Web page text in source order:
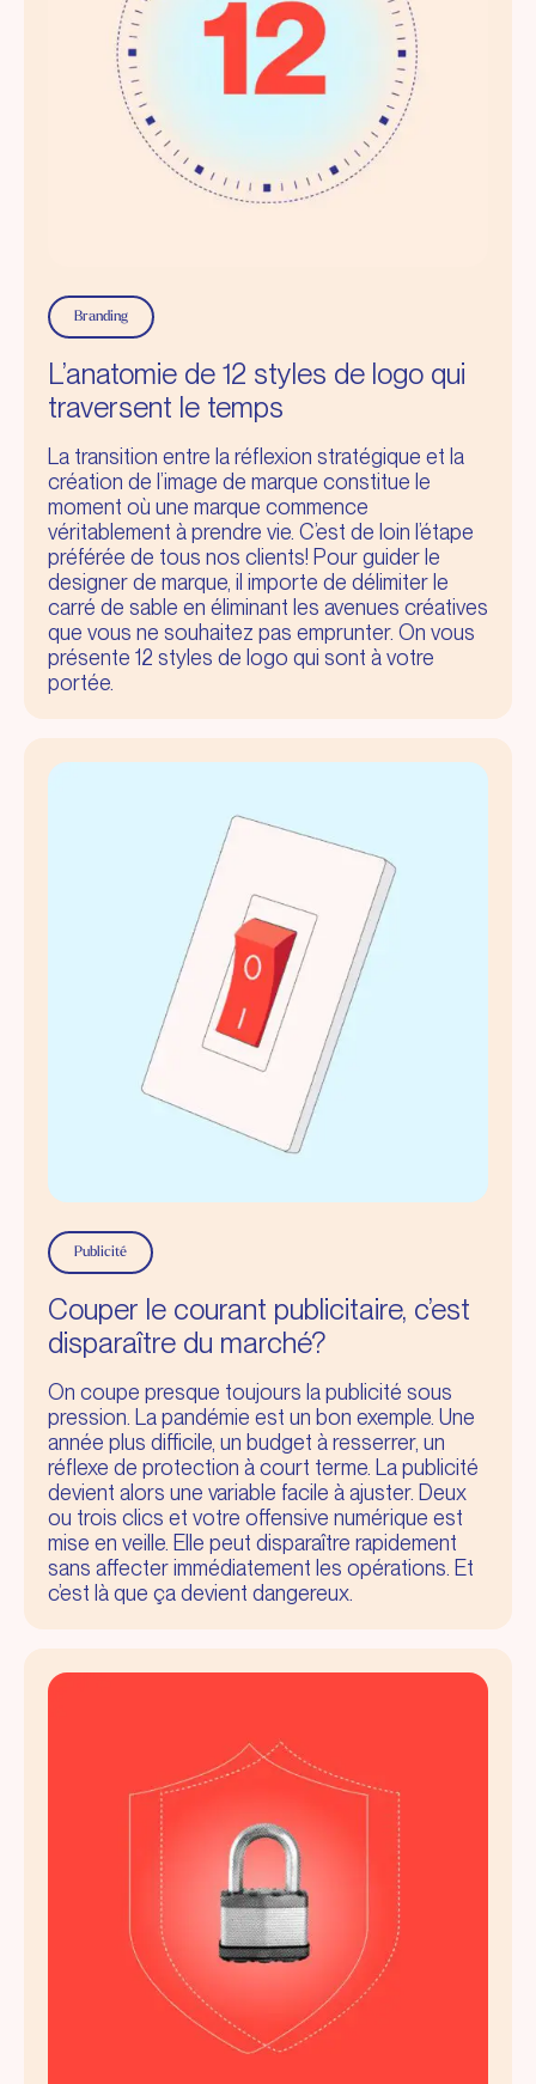
Branding
L’anatomie de 12 styles de logo qui
traversent le temps
La transition entre la réflexion stratégique et la
création de l’image de marque constitue le
moment où une marque commence
véritablement à prendre vie. C’est de loin l’étape
préférée de tous nos clients! Pour guider le
designer de marque, il importe de délimiter le
carré de sable en éliminant les avenues créatives
que vous ne souhaitez pas emprunter. On vous
présente 12 styles de logo qui sont à votre
portée.
Publicité
Couper le courant publicitaire, c’est
disparaître du marché?
On coupe presque toujours la publicité sous
pression. La pandémie est un bon exemple. Une
année plus difficile, un budget à resserrer, un
réflexe de protection à court terme. La publicité
devient alors une variable facile à ajuster. Deux
ou trois clics et votre offensive numérique est
mise en veille. Elle peut disparaître rapidement
sans affecter immédiatement les opérations. Et
c’est là que ça devient dangereux.